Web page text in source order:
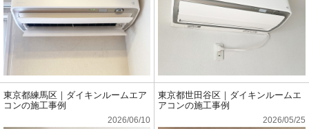
東京都練馬区｜ダイキンルームエア
コンの施工事例
2026/06/10
東京都世田谷区｜ダイキンルームエ
アコンの施工事例
2026/05/25